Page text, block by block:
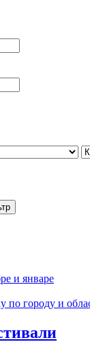
и январе
по городу и